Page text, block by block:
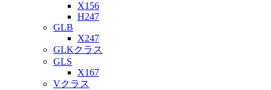
X156
H247
GLB
X247
GLKクラス
GLS
X167
Vクラス